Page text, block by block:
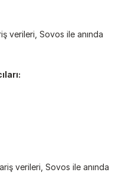
verileri, Sovos ile anında
verileri, Sovos ile anında